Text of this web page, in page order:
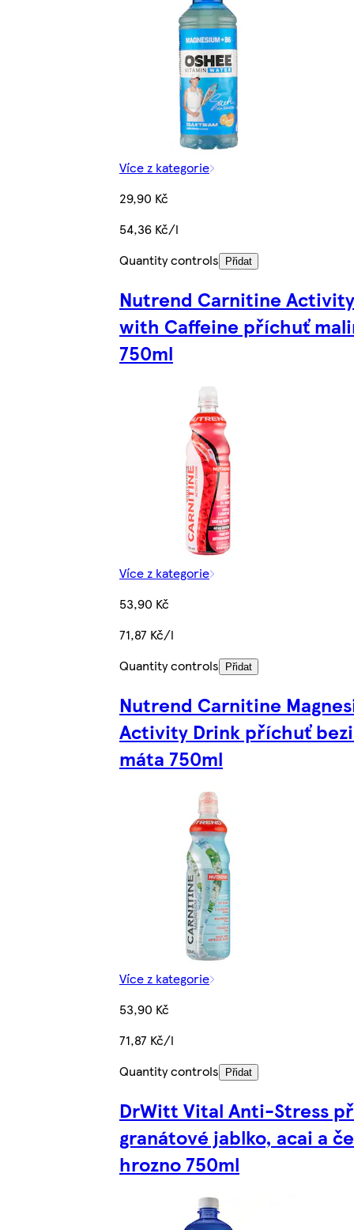
Více z kategorie
29,90 Kč
54,36 Kč/l
Quantity controls
Přidat
Nutrend Carnitine
with Caffeine příchuť
750ml
Více z kategorie
53,90 Kč
71,87 Kč/l
Quantity controls
Přidat
Nutrend Carnitine
Activity Drink příchuť
máta 750ml
Více z kategorie
53,90 Kč
71,87 Kč/l
Quantity controls
Přidat
DrWitt Vital Anti-Stress
granátové jablko, acai a
hrozno 750ml